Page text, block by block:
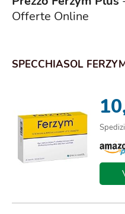
Offerte Online
SPECCHIASOL